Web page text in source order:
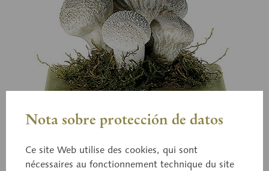
Nota sobre protección de datos
Ce site Web utilise des cookies, qui sont
nécessaires au fonctionnement technique du site